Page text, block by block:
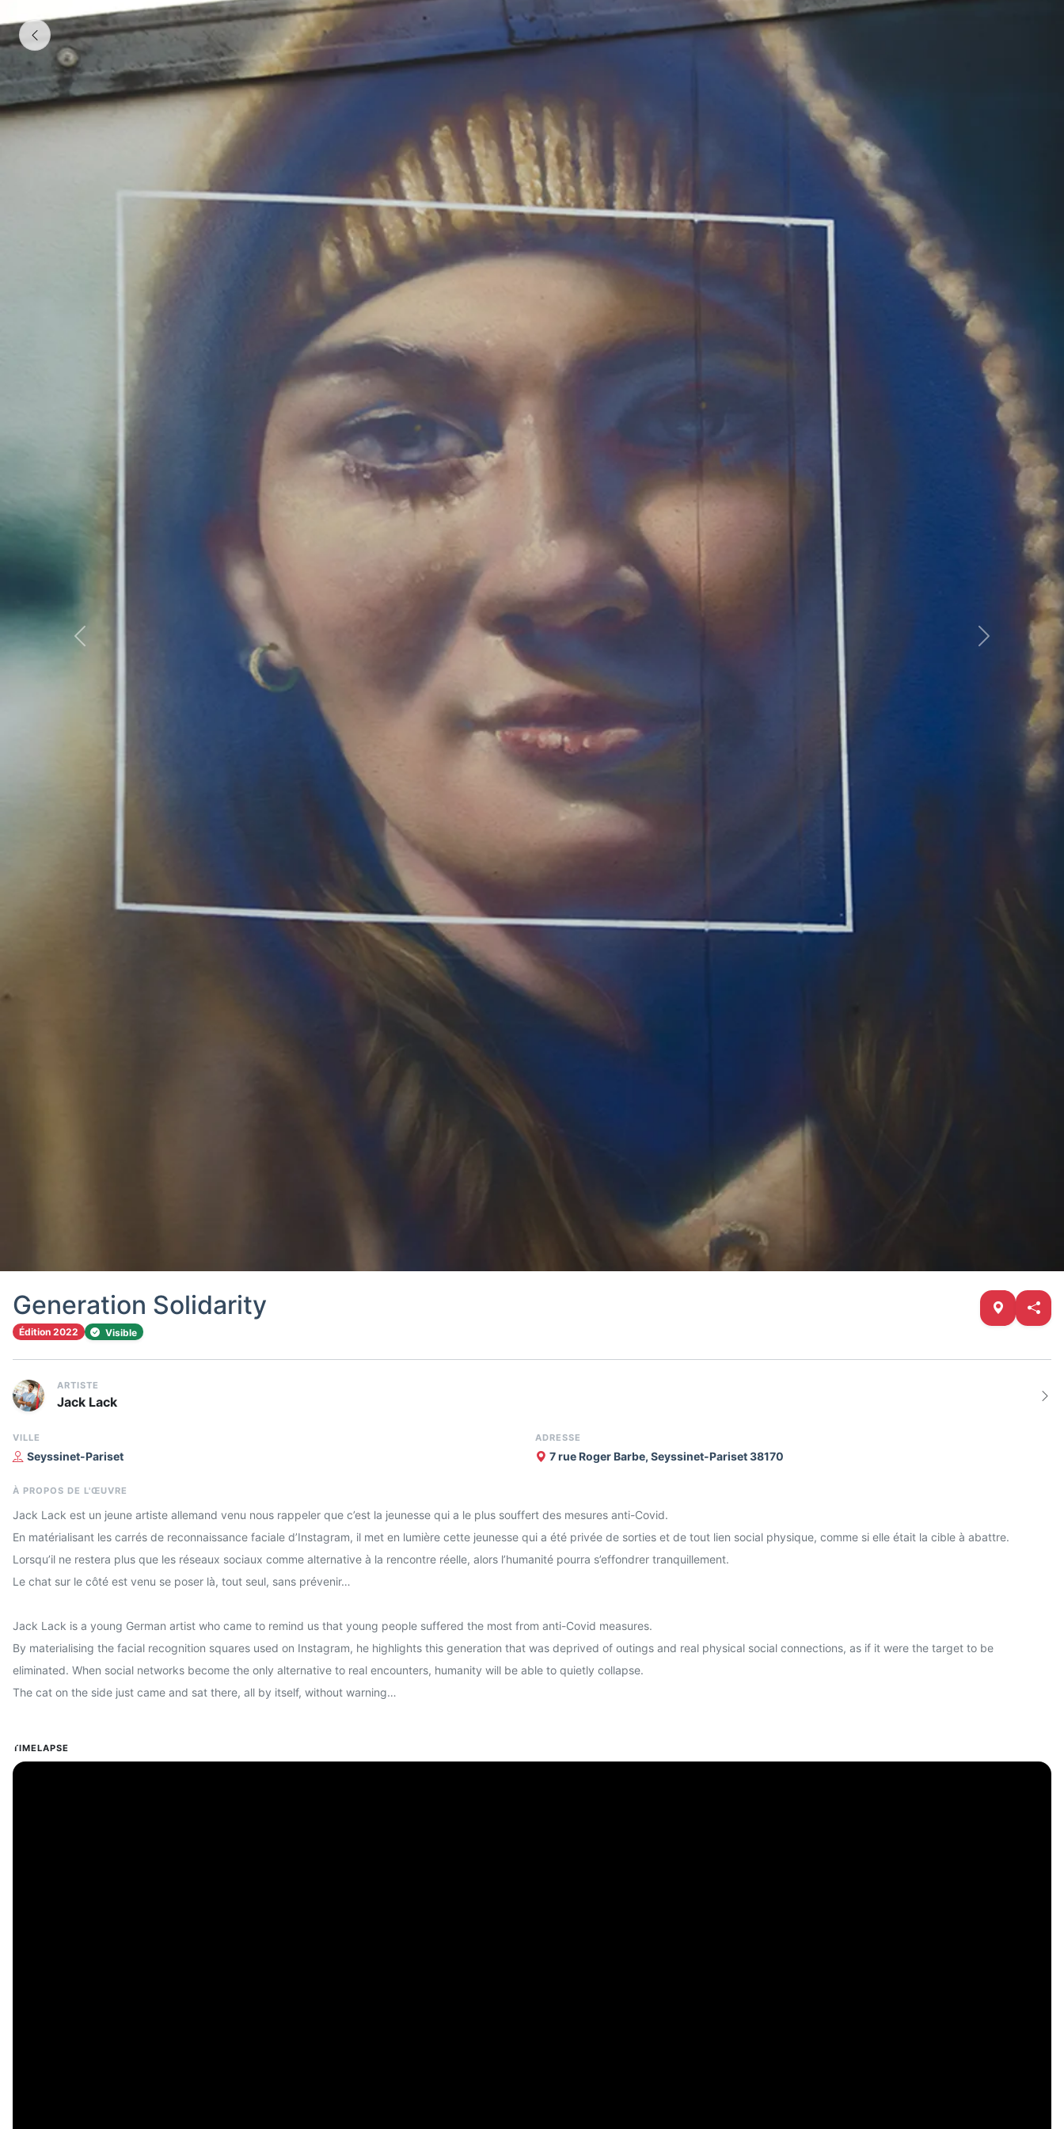
Generation Solidarity
Édition 2022 Visible
ARTISTE
Jack Lack
VILLE
Seyssinet-Pariset
ADRESSE
7 rue Roger Barbe, Seyssinet-Pariset 38170
À PROPOS DE L'ŒUVRE
Jack Lack est un jeune artiste allemand venu nous rappeler que c’est la jeunesse qui a le plus souffert des mesures anti-Covid.
En matérialisant les carrés de reconnaissance faciale d’Instagram, il met en lumière cette jeunesse qui a été privée de sorties et de tout lien social physique, comme si elle était la cible à abattre.
Lorsqu’il ne restera plus que les réseaux sociaux comme alternative à la rencontre réelle, alors l’humanité pourra s’effondrer tranquillement.
Le chat sur le côté est venu se poser là, tout seul, sans prévenir…
Jack Lack is a young German artist who came to remind us that young people suffered the most from anti-Covid measures.
By materialising the facial recognition squares used on Instagram, he highlights this generation that was deprived of outings and real physical social connections, as if it were the target to be
eliminated. When social networks become the only alternative to real encounters, humanity will be able to quietly collapse.
The cat on the side just came and sat there, all by itself, without warning…
TIMELAPSE